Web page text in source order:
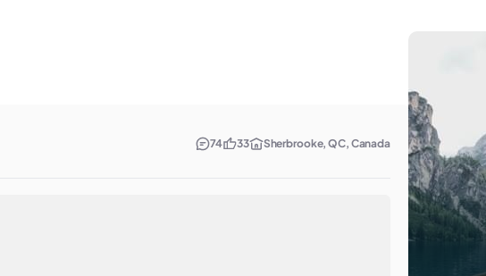
74 33 Sherbrooke, QC, Canada